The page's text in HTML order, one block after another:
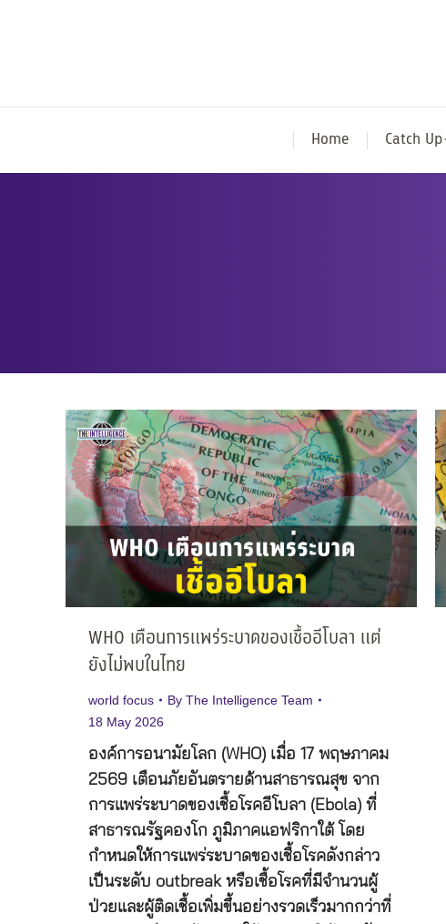
Home Catch Up
WHO เตือนการแพร่ระบาดของเชื้ออีโบลา แต่
ยังไม่พบในไทย
world focus By The Intelligence Team
18 May 2026
องค์การอนามัยโลก (WHO) เมื่อ 17 พฤษภาคม
2569 เตือนภัยอันตรายด้านสาธารณสุข จาก
การแพร่ระบาดของเชื้อโรคอีโบลา (Ebola) ที่
สาธารณรัฐคองโก ภูมิภาคแอฟริกาใต้ โดย
กำหนดให้การแพร่ระบาดของเชื้อโรคดังกล่าว
เป็นระดับ outbreak หรือเชื้อโรคที่มีจำนวนผู้
ป่วยและผู้ติดเชื้อเพิ่มขึ้นอย่างรวดเร็วมากกว่าที่